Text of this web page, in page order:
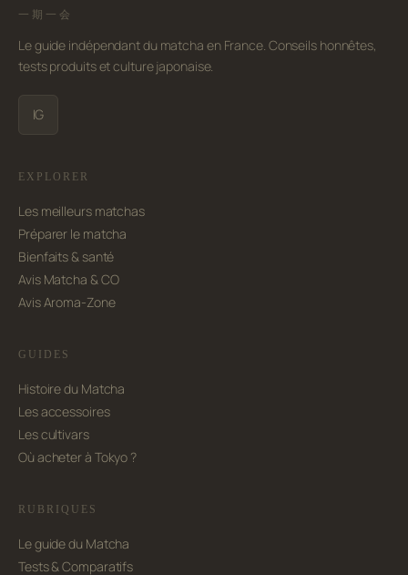
一期一会
Le guide indépendant du matcha en France. Conseils honnêtes,
tests produits et culture japonaise.
IG
EXPLORER
Les meilleurs matchas
Préparer le matcha
Bienfaits & santé
Avis Matcha & CO
Avis Aroma-Zone
GUIDES
Histoire du Matcha
Les accessoires
Les cultivars
Où acheter à Tokyo ?
RUBRIQUES
Le guide du Matcha
Tests & Comparatifs